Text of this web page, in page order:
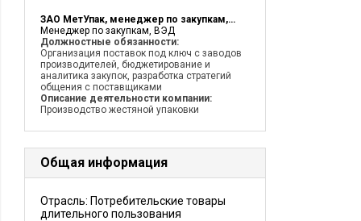
ЗАО МетУпак, менеджер по закупкам, ВЭД
Менеджер по закупкам, ВЭД
Должностные обязанности:
Организация поставок под ключ с заводов
производителей, бюджетирование и
аналитика закупок, разработка стратегий
общения с поставщиками
Описание деятельности компании:
Производство жестяной упаковки
Общая информация
Отрасль: Потребительские товары
длительного пользования